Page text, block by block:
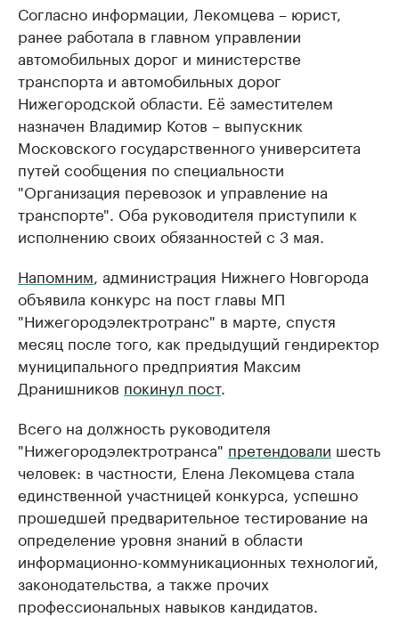
Согласно информации, Лекомцева – юрист,
ранее работала в главном управлении
автомобильных дорог и министерстве
транспорта и автомобильных дорог
Нижегородской области. Её заместителем
назначен Владимир Котов – выпускник
Московского государственного университета
путей сообщения по специальности
"Организация перевозок и управление на
транспорте". Оба руководителя приступили к
исполнению своих обязанностей с 3 мая.
Напомним , администрация Нижнего Новгорода
объявила конкурс на пост главы МП
"Нижегородэлектротранс" в марте, спустя
месяц после того, как предыдущий гендиректор
муниципального предприятия Максим
Дранишников покинул пост.
Всего на должность руководителя
"Нижегородэлектротранса" претендовали шесть
человек: в частности, Елена Лекомцева стала
единственной участницей конкурса, успешно
прошедшей предварительное тестирование на
определение уровня знаний в области
информационно-коммуникационных технологий,
законодательства, а также прочих
профессиональных навыков кандидатов.